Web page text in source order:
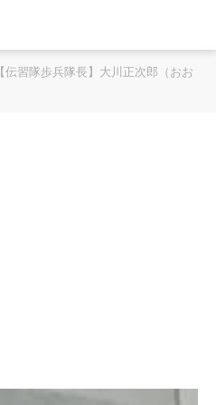
【伝習隊歩兵隊長】大川正次郎（おお